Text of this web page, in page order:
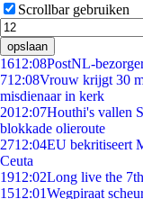
Scrollbar gebruiken
opslaan
1612:08PostNL-
712:08Vrouw krijgt 30
misdienaar in kerk
2012:07Houthi's vallen
blokkade olieroute
2712:04EU bekritiseert
Ceuta
1912:02Long live the
1512:01Wegpiraat